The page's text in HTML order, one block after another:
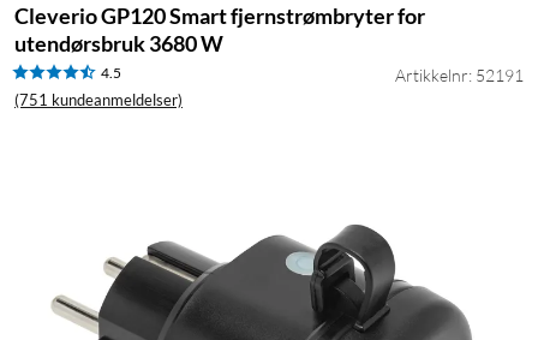
Cleverio GP120 Smart fjernstrømbryter for
utendørsbruk 3680 W
4.5
(751 kundeanmeldelser)
Artikkelnr: 52191